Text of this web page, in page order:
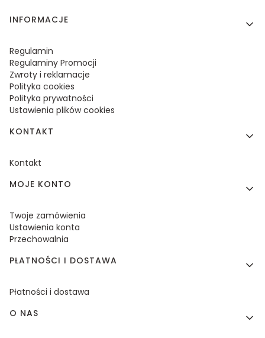
Linki w stopce
INFORMACJE
Regulamin
Regulaminy Promocji
Zwroty i reklamacje
Polityka cookies
Polityka prywatności
Ustawienia plików cookies
KONTAKT
Kontakt
MOJE KONTO
Twoje zamówienia
Ustawienia konta
Przechowalnia
PŁATNOŚCI I DOSTAWA
Płatności i dostawa
O NAS